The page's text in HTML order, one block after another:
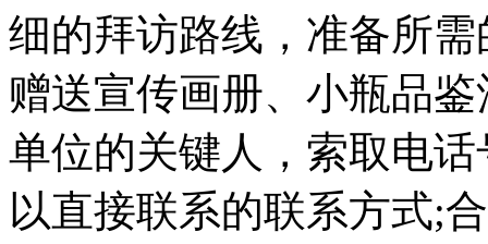
细的拜访路线，准备所
赠送宣传画册、小瓶品
单位的关键人，索取电
以直接联系的联系方式;